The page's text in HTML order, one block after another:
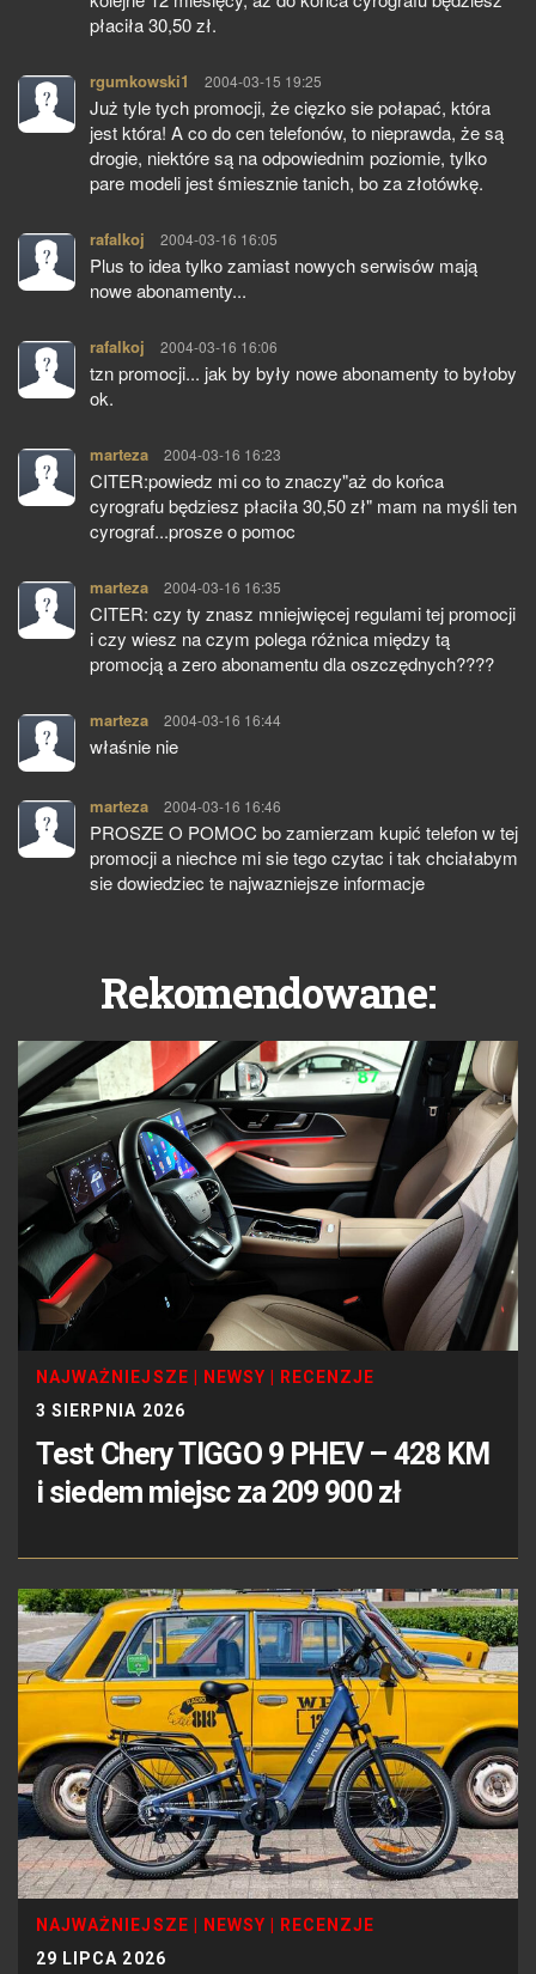
płaciła 30,50 zł.
rgumkowski1 pisze:
2004-03-15 19:25
Już tyle tych promocji, że cięzko sie połapać, która
jest która! A co do cen telefonów, to nieprawda, że są
drogie, niektóre są na odpowiednim poziomie, tylko
pare modeli jest śmiesznie tanich, bo za złotówkę.
rafalkoj pisze:
2004-03-16 16:05
Plus to idea tylko zamiast nowych serwisów mają
nowe abonamenty...
rafalkoj pisze:
2004-03-16 16:06
tzn promocji... jak by były nowe abonamenty to byłoby
ok.
marteza pisze:
2004-03-16 16:23
CITER:powiedz mi co to znaczy"aż do końca
cyrografu będziesz płaciła 30,50 zł" mam na myśli ten
cyrograf...prosze o pomoc
marteza pisze:
2004-03-16 16:35
CITER: czy ty znasz mniejwięcej regulami tej promocji
i czy wiesz na czym polega różnica między tą
promocją a zero abonamentu dla oszczędnych????
marteza pisze:
2004-03-16 16:44
właśnie nie
marteza pisze:
2004-03-16 16:46
PROSZE O POMOC bo zamierzam kupić telefon w tej
promocji a niechce mi sie tego czytac i tak chciałabym
sie dowiedziec te najwazniejsze informacje
Rekomendowane:
NAJWAŻNIEJSZE NEWSY
RECENZJE
3 SIERPNIA 2026
Test Chery TIGGO 9 PHEV – 428 KM
i siedem miejsc za 209 900 zł
NAJWAŻNIEJSZE NEWSY
RECENZJE
29 LIPCA 2026